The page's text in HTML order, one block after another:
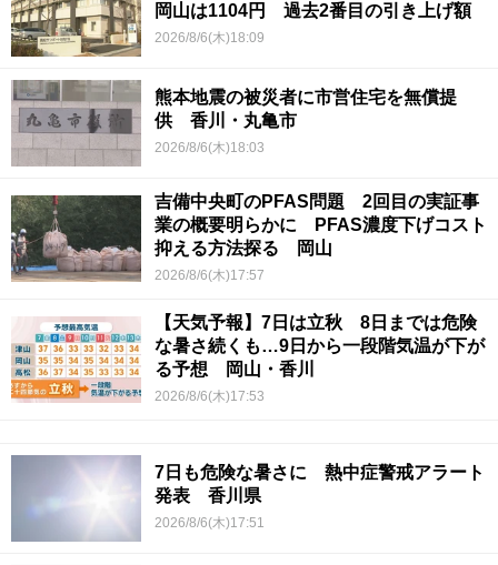
岡山は1104円 過去2番目の引き上げ額
2026/8/6(木)18:09
熊本地震の被災者に市営住宅を無償提
供 香川・丸亀市
2026/8/6(木)18:03
吉備中央町のPFAS問題 2回目の実証事
業の概要明らかに PFAS濃度下げコスト
抑える方法探る 岡山
2026/8/6(木)17:57
【天気予報】7日は立秋 8日までは危険
な暑さ続くも…9日から一段階気温が下が
る予想 岡山・香川
2026/8/6(木)17:53
7日も危険な暑さに 熱中症警戒アラート
発表 香川県
2026/8/6(木)17:51